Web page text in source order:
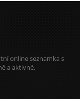
online seznamka s
a aktivně.